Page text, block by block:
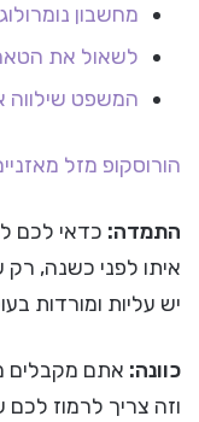
מחשבון
לשאול את
המשפט שילווה
הורוסקופ מזל
התמדה: כדאי לכם
איתו לפני כשנה,
יש עליות ומורדות
כוונה: אתם מקבלים
וזה צריך לרמוז